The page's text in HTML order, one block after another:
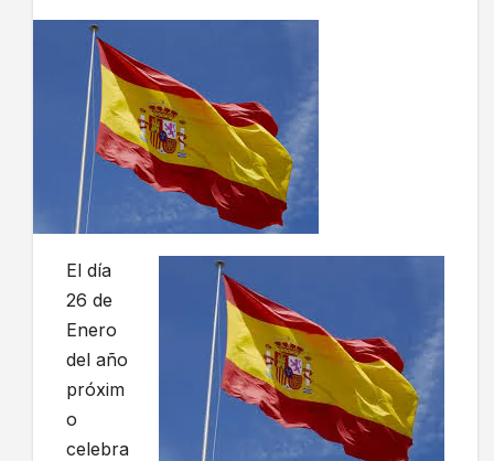
El día
26 de
Enero
del año
próxim
o
celebra